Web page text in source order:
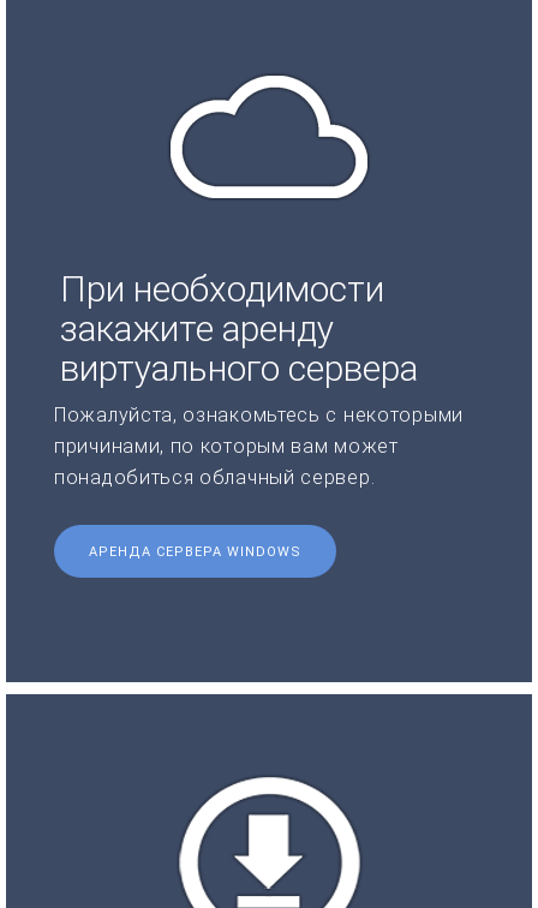
При необходимости
закажите аренду
виртуального сервера
Пожалуйста, ознакомьтесь с некоторыми
причинами, по которым вам может
понадобиться облачный сервер.
АРЕНДА СЕРВЕРА WINDOWS